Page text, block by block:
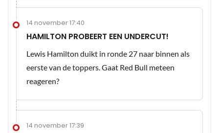
14 november 17:40
HAMILTON PROBEERT EEN UNDERCUT!
Lewis Hamilton duikt in ronde 27 naar binnen als
eerste van de toppers. Gaat Red Bull meteen
reageren?
14 november 17:39